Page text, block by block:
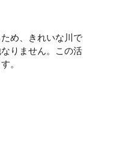
め、きれいな川で
りません。この活
。